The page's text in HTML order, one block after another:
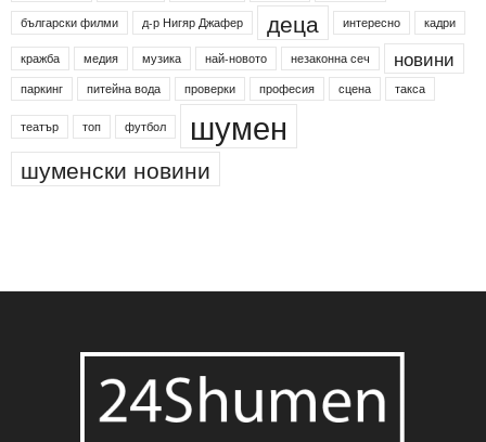
български филми
д-р Нигяр Джафер деца интересно кадри
кражба медия музика най-новото незаконна сеч новини
паркинг питейна вода проверки професия сцена такса
театър топ футбол шумен
шуменски новини